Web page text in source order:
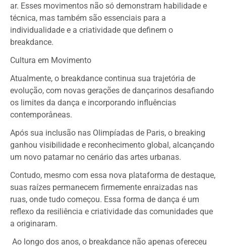
ar. Esses movimentos não só demonstram habilidade e
técnica, mas também são essenciais para a
individualidade e a criatividade que definem o
breakdance.
Cultura em Movimento
Atualmente, o breakdance continua sua trajetória de
evolução, com novas gerações de dançarinos desafiando
os limites da dança e incorporando influências
contemporâneas.
Após sua inclusão nas Olimpíadas de Paris, o breaking
ganhou visibilidade e reconhecimento global, alcançando
um novo patamar no cenário das artes urbanas.
Contudo, mesmo com essa nova plataforma de destaque,
suas raízes permanecem firmemente enraizadas nas
ruas, onde tudo começou. Essa forma de dança é um
reflexo da resiliência e criatividade das comunidades que
a originaram.
Ao longo dos anos, o breakdance não apenas ofereceu